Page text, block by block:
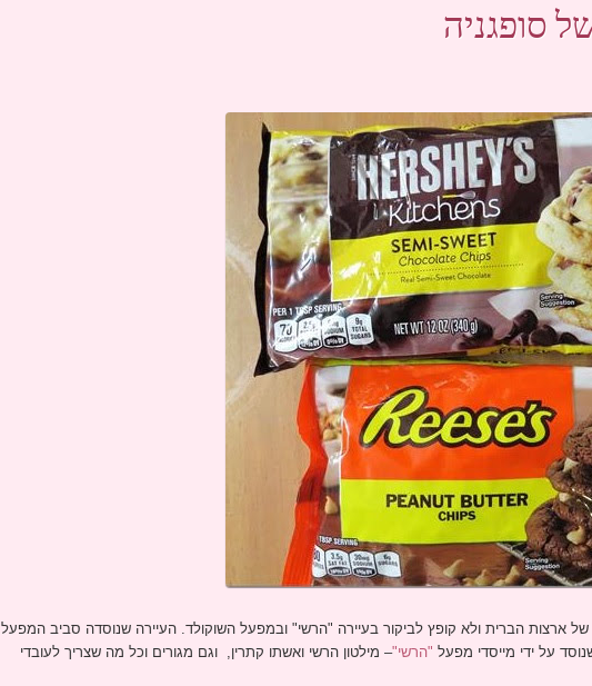
סופגניה
ארצות הברית ולא קופץ לביקור בעיירה "הרשי" ובמפעל השוקולד. העיירה שנוסדה סביב המפעל
על ידי מייסדי מפעל "הרשי"– מילטון הרשי ואשתו קתרין, וגם מגורים וכל מה שצריך לעובדי